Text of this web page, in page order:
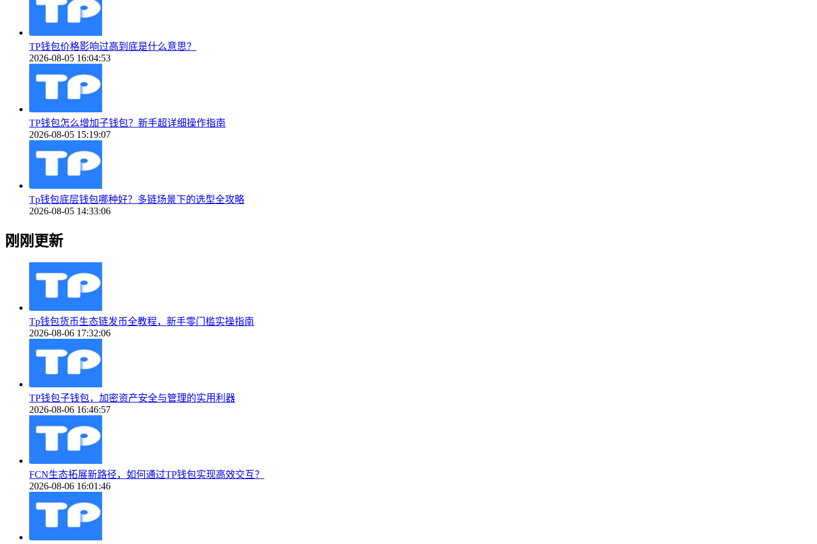
TP钱包价格影响过高到底是什么意思？
2026-08-05 16:04:53
TP钱包怎么增加子钱包？新手超详细操作指南
2026-08-05 15:19:07
Tp钱包底层钱包哪种好？多链场景下的选型全攻略
2026-08-05 14:33:06
刚刚更新
Tp钱包货币生态链发币全教程，新手零门槛实操指南
2026-08-06 17:32:06
TP钱包子钱包，加密资产安全与管理的实用利器
2026-08-06 16:46:57
FCN生态拓展新路径，如何通过TP钱包实现高效交互？
2026-08-06 16:01:46